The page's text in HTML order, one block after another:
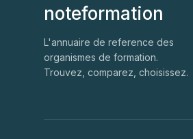
noteformation
L'annuaire de reference des
organismes de formation.
Trouvez, comparez, choisissez.